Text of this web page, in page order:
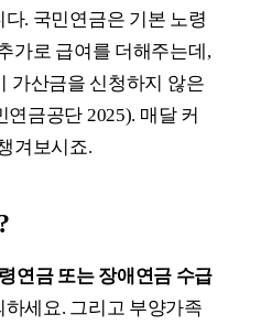
. 국민연금은 기본 노령
가로 급여를 더해주는데,
가산금을 신청하지 않은
금공단 2025). 매달 커
겨보시죠.
연금 또는 장애연금 수급
세요. 그리고 부양가족